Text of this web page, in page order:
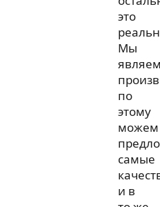
это
Мы
по
этому
можем
самые
и в